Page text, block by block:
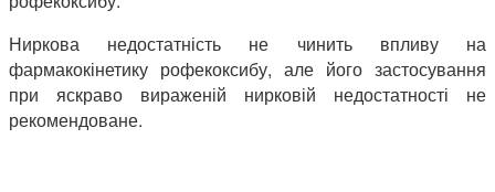
Ниркова недостатність не чинить впливу на
фармакокінетику рофекоксибу, але його застосування
при яскраво вираженій нирковій недостатності не
рекомендоване.